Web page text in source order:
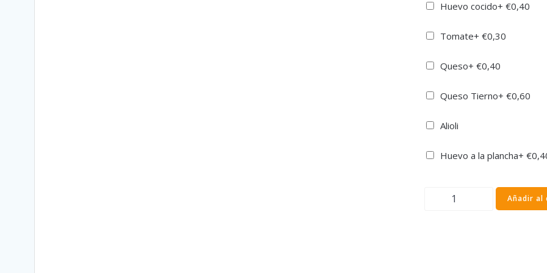
Huevo cocido+ €0,40
Tomate+ €0,30
Queso+ €0,40
Queso Tierno+ €0,60
Alioli
Huevo a la plancha+ €
Añadir al